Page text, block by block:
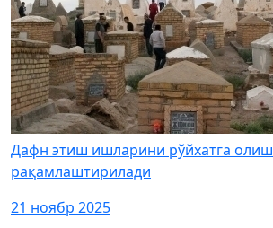
Дафн этиш ишларини рўйхатга олиш
рақамлаштирилади
21 ноябр 2025